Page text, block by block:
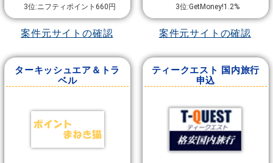
3位:ニフティポイント660円
案件元サイトの確認
3位:GetMoney!1.2%
案件元サイトの確認
ターキッシュエア＆トラ
ベル
ティークエスト 国内旅行
申込